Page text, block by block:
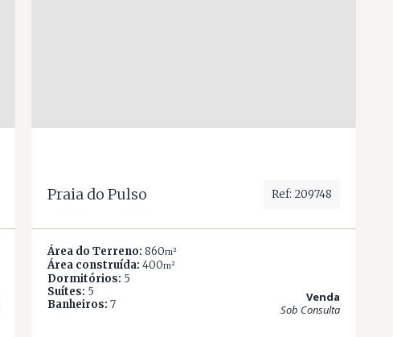
Praia do Pulso Ref: 209748
Área do Terreno: 860m²
Área construída: 400m²
Dormitórios: 5
Suítes: 5
Banheiros: 7
Venda
Sob Consulta